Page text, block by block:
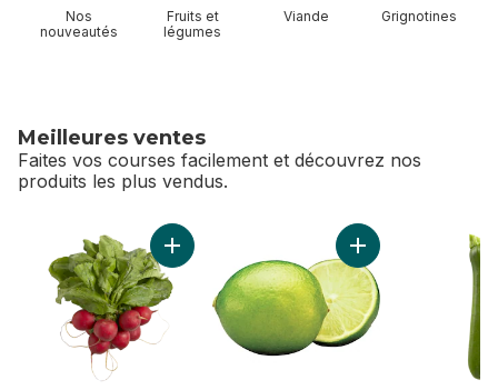
Nos
nouveautés
Fruits et
légumes
Viande Grignotines
Meilleures ventes
Faites vos courses facilement et découvrez nos
produits les plus vendus.
sauter Meilleures ventes
Ajouter Radis au panier Ajouter Limes au